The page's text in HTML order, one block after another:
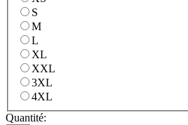
S
M
L
XL
XXL
3XL
4XL
Quantité: